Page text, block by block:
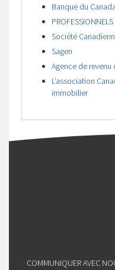
Banque du Canada
Société
Sagen
Agence de revenu
L’association
immobilier
COMMUNIQUER AVEC